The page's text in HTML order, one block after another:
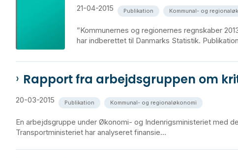
21-04-2015 Publikation Kommunal- og
”Kommunernes og regionernes regnskaber
har indberettet til Danmarks Statistik.
Rapport fra arbejdsgruppen om
20-03-2015 Publikation Kommunal- og regionaløkonomi
En arbejdsgruppe under Økonomi- og Indenrigsministeriet med
Transportministeriet har analyseret finansie...